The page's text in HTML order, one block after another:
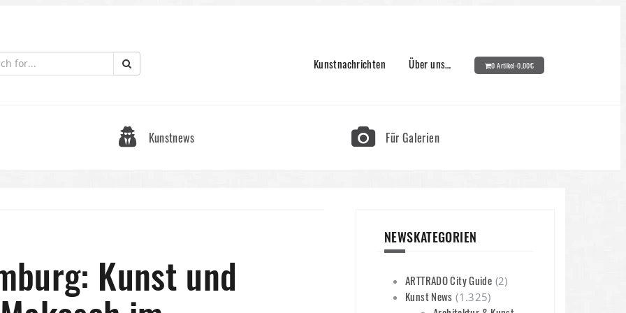
Kunstnachrichten Über uns… 0 Artikel-0,00€
Kunstnews Für Galerien
Kunst und
NEWSKATEGORIEN
ARTTRADO City Guide (2)
Kunst News (1.325)